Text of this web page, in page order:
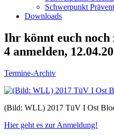
Schwerpunkt
Downloads
Ihr könnt euch
4 anmelden,
Termine-Archiv
(Bild: WLL) 2017 TüV I Ost
Hier geht es zur Anmeldung!